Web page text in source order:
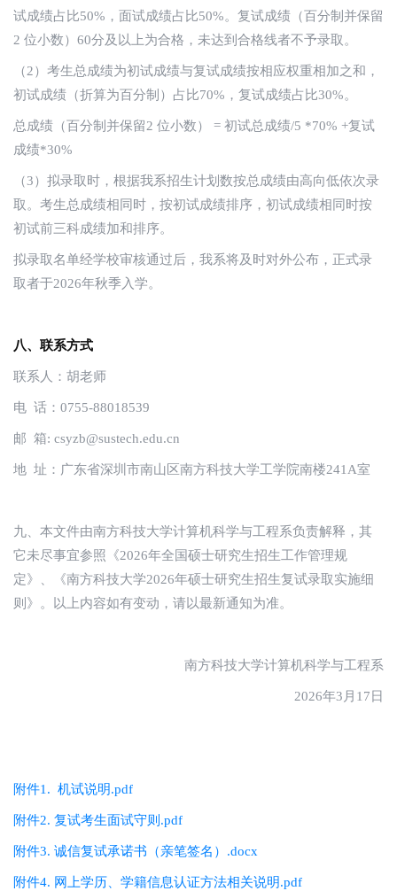
试成绩占比50%，面试成绩占比50%。复试成绩（百分制并保留
2 位小数）60分及以上为合格，未达到合格线者不予录取。
（2）考生总成绩为初试成绩与复试成绩按相应权重相加之和，
初试成绩（折算为百分制）占比70%，复试成绩占比30%。
总成绩（百分制并保留2 位小数） = 初试总成绩/5 *70% +复试
成绩*30%
（3）拟录取时，根据我系招生计划数按总成绩由高向低依次录
取。考生总成绩相同时，按初试成绩排序，初试成绩相同时按
初试前三科成绩加和排序。
拟录取名单经学校审核通过后，我系将及时对外公布，正式录
取者于2026年秋季入学。
八、联系方式
联系人：胡老师
电 话：0755-88018539
邮 箱: csyzb@sustech.edu.cn
地 址：广东省深圳市南山区南方科技大学工学院南楼241A室
九、本文件由南方科技大学计算机科学与工程系负责解释，其
它未尽事宜参照《2026年全国硕士研究生招生工作管理规
定》、《南方科技大学2026年硕士研究生招生复试录取实施细
则》。以上内容如有变动，请以最新通知为准。
南方科技大学计算机科学与工程系
2026年3月17日
附件1. 机试说明.pdf
附件2. 复试考生面试守则.pdf
附件3. 诚信复试承诺书（亲笔签名）.docx
附件4. 网上学历、学籍信息认证方法相关说明.pdf